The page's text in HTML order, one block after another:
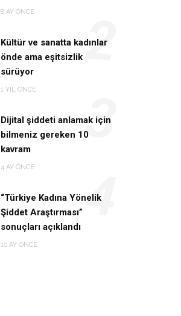
8 AY ÖNCE
Kültür ve sanatta kadınlar
önde ama eşitsizlik
sürüyor
1 YIL ÖNCE
2
Dijital şiddeti anlamak için
bilmeniz gereken 10
kavram
4 AY ÖNCE
3
“Türkiye Kadına Yönelik
Şiddet Araştırması”
sonuçları açıklandı
10 AY ÖNCE
4